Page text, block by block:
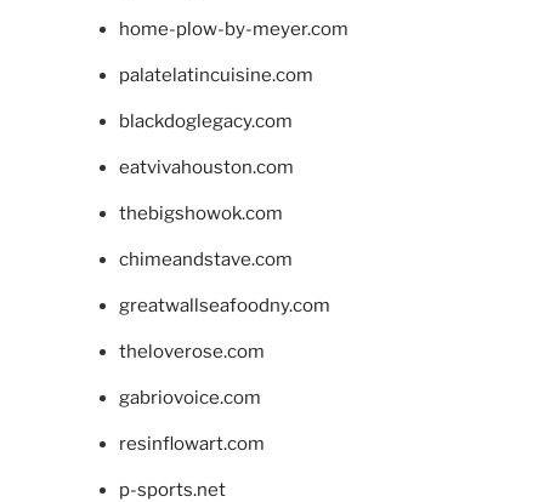
home-plow-by-meyer.com
palatelatincuisine.com
blackdoglegacy.com
eatvivahouston.com
thebigshowok.com
chimeandstave.com
greatwallseafoodny.com
theloverose.com
gabriovoice.com
resinflowart.com
p-sports.net